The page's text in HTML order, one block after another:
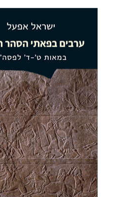
ישראל אפעל
הנחת אתר ספר מודפס
$42
$38